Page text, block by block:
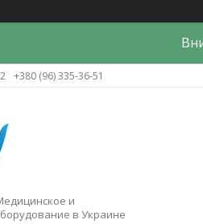
+380 (96) 335-36-51
и
в Украине